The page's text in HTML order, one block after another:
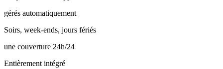
gérés automatiquement
Soirs, week-ends, jours fériés
une couverture 24h/24
Entièrement intégré